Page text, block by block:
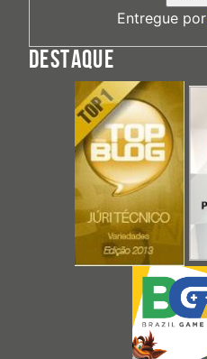
Entregue por
DESTAQUE